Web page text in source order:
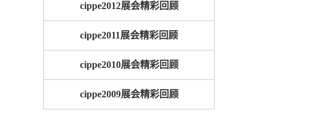
cippe2012展会精彩回顾
cippe2011展会精彩回顾
cippe2010展会精彩回顾
cippe2009展会精彩回顾